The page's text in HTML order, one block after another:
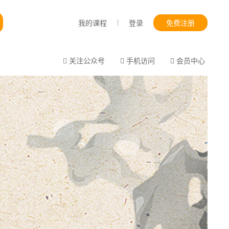
我的课程 | 登录 免费注册
关注公众号 手机访问 会员中心